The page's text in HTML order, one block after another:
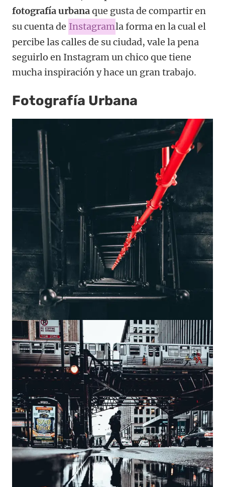
fotografía urbanaque gusta de compartir en
su cuenta de Instagramla forma en la cual el
percibe las calles de su ciudad, vale la pena
seguirlo en Instagram un chico que tiene
mucha inspiración y hace un gran trabajo.
Fotografía Urbana